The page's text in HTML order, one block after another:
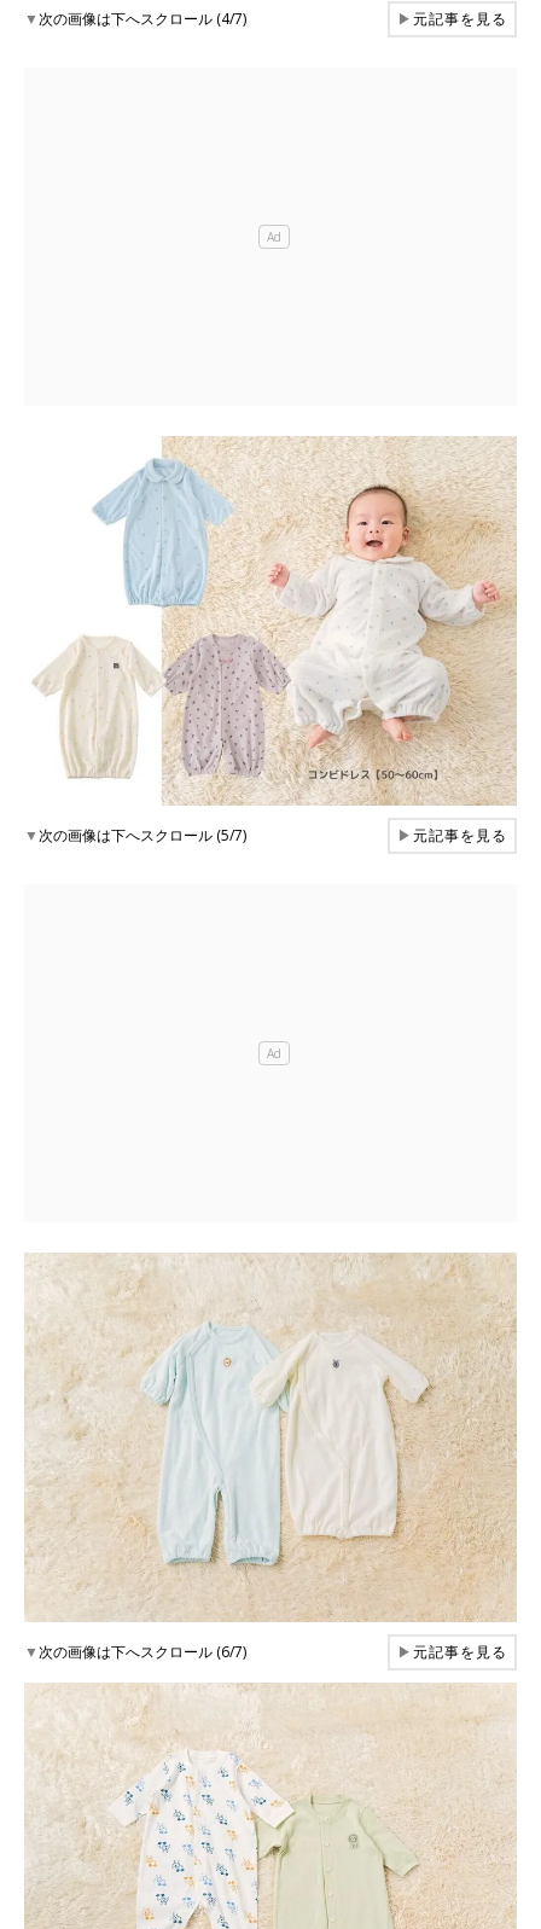
▼次の画像は下へスクロール (4/7) ▶元記事を見る
▼次の画像は下へスクロール (5/7) ▶元記事を見る
▼次の画像は下へスクロール (6/7) ▶元記事を見る